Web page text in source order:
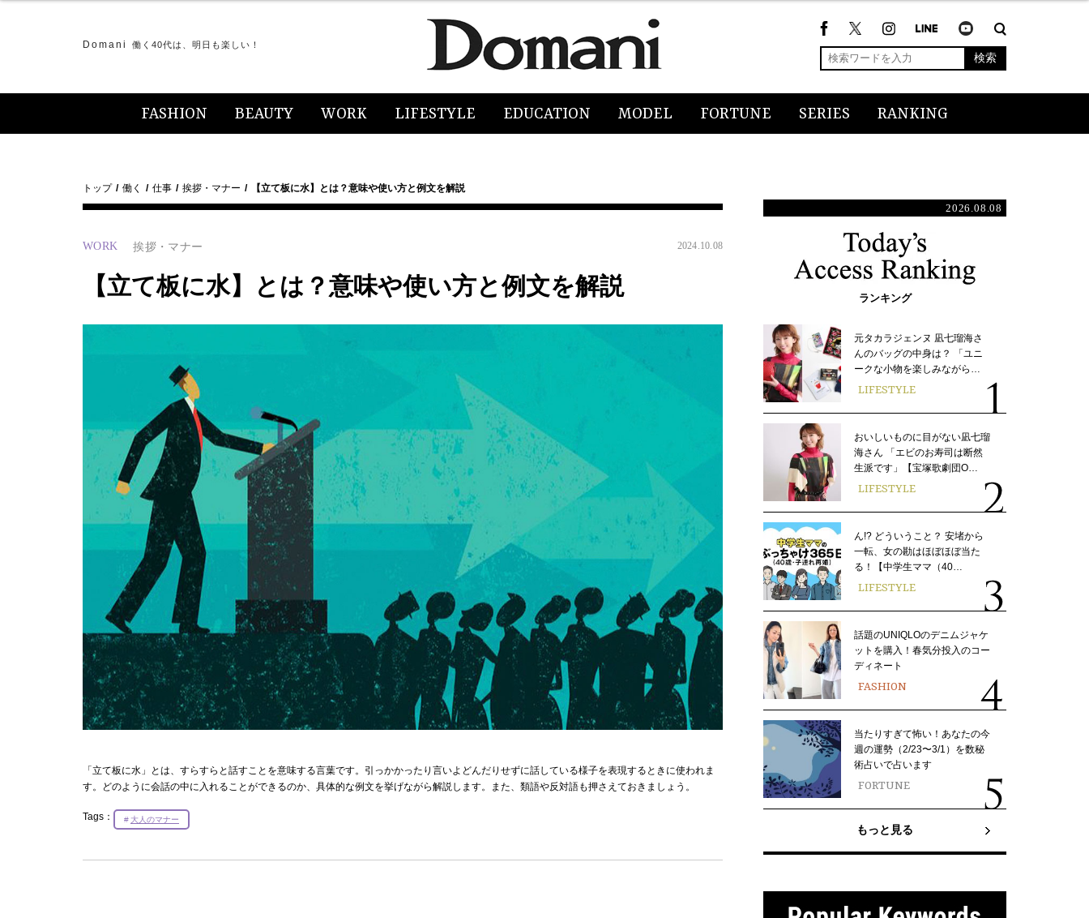
Domani 働く40代は、明日も楽しい！
検索
FASHION BEAUTY WORK LIFESTYLE EDUCATION MODEL FORTUNE SERIES RANKING
トップ 働く 仕事 挨拶・マナー 【立て板に水】とは？意味や使い方と例文を解説
WORK 挨拶・マナー 2024.10.08
【立て板に水】とは？意味や使い方と例文を解説
「立て板に水」とは、すらすらと話すことを意味する言葉です。引っかかったり言いよどんだりせずに話している様子を表現するときに使われま
す。どのように会話の中に入れることができるのか、具体的な例文を挙げながら解説します。また、類語や反対語も押さえておきましょう。
Tags： 大人のマナー
2026.08.08
ランキング
元タカラジェンヌ 凪七瑠海さ
んのバッグの中身は？ 「ユニ
ークな小物を楽しみながら…
LIFESTYLE
おいしいものに目がない凪七瑠
海さん 「エビのお寿司は断然
生派です」【宝塚歌劇団O…
LIFESTYLE
ん!? どういうこと？ 安堵から
一転、女の勘はほぼほぼ当た
る！【中学生ママ（40…
LIFESTYLE
話題のUNIQLOのデニムジャケ
ットを購入！春気分投入のコー
ディネート
FASHION
当たりすぎて怖い！あなたの今
週の運勢（2/23〜3/1）を数秘
術占いで占います
FORTUNE
もっと見る